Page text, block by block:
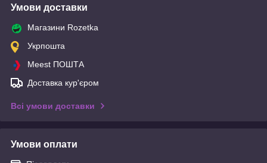
Умови доставки
Магазини Rozetka
Укрпошта
Meest ПОШТА
Доставка кур'єром
Всі умови доставки
Умови оплати